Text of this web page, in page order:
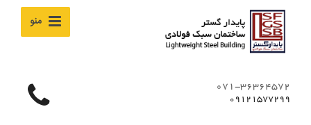
منو
071-36364572
09121577299